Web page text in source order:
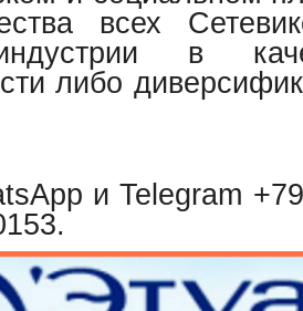
всех
индустрии в
либо
и Telegram